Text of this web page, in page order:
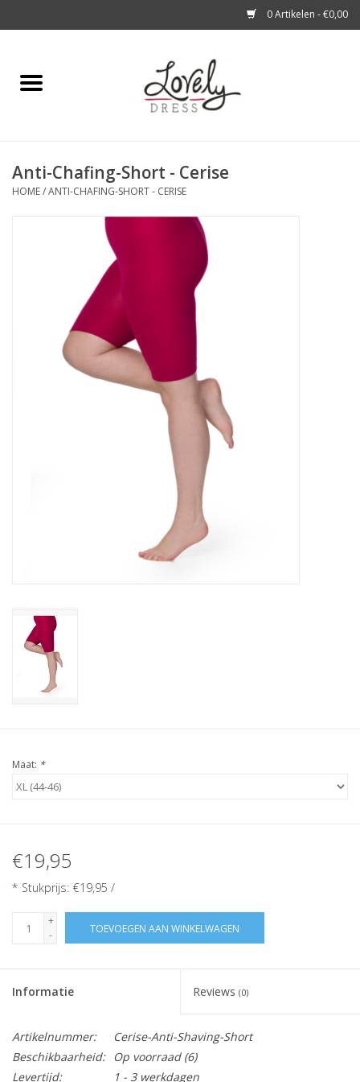
0 Artikelen - €0,00
Home
A story about
Anti-Chafing-Short - Cerise
HOME/ANTI-CHAFING-SHORT - CERISE
Maat: *
€19,95
* Stukprijs: €19,95 /
+
-
TOEVOEGEN AAN WINKELWAGEN
Informatie Reviews (0)
Artikelnummer:
Cerise-Anti-Shaving-Short
Beschikbaarheid:
Op voorraad(6)
Levertijd:
1 - 3 werkdagen